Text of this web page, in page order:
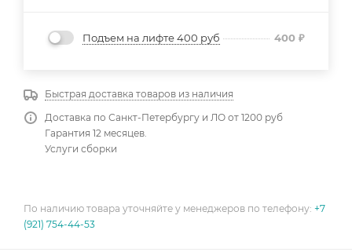
Подъем на лифте 400 руб 400 ₽
Быстрая доставка товаров из наличия
Доставка по Санкт-Петербургу и ЛО от 1200 руб
Гарантия 12 месяцев.
Услуги сборки
По наличию товара уточняйте у менеджеров по телефону: +7
(921) 754-44-53